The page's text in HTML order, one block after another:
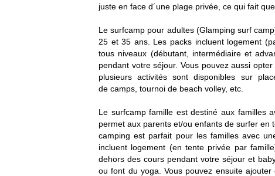
juste en face d´une plage privée, ce qui fait
Le surfcamp pour adultes (Glamping surf
25 et 35 ans. Les packs incluent logement
tous niveaux (débutant, intermédiaire et
pendant votre séjour. Vous pouvez aussi
plusieurs activités sont disponibles sur
de camps, tournoi de beach volley, etc.
Le surfcamp famille est destiné aux familles
permet aux parents et/ou enfants de surfer
camping est parfait pour les familles avec
incluent logement (en tente privée par
dehors des cours pendant votre séjour et
ou font du yoga. Vous pouvez ensuite